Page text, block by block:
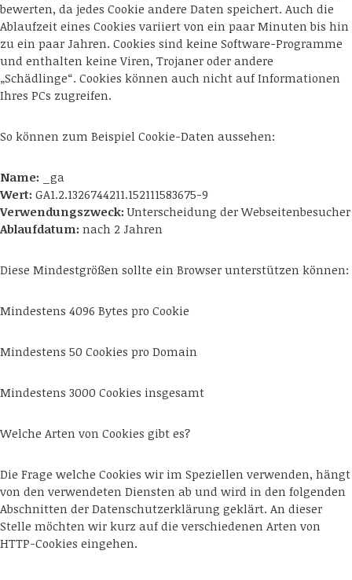
bewerten, da jedes Cookie andere Daten speichert. Auch die
Ablaufzeit eines Cookies variiert von ein paar Minuten bis hin
zu ein paar Jahren. Cookies sind keine Software-Programme
und enthalten keine Viren, Trojaner oder andere
„Schädlinge“. Cookies können auch nicht auf Informationen
Ihres PCs zugreifen.
So können zum Beispiel Cookie-Daten aussehen:
Name: _ga
Wert: GA1.2.1326744211.152111583675-9
Verwendungszweck: Unterscheidung der Webseitenbesucher
Ablaufdatum: nach 2 Jahren
Diese Mindestgrößen sollte ein Browser unterstützen können:
Mindestens 4096 Bytes pro Cookie
Mindestens 50 Cookies pro Domain
Mindestens 3000 Cookies insgesamt
Welche Arten von Cookies gibt es?
Die Frage welche Cookies wir im Speziellen verwenden, hängt
von den verwendeten Diensten ab und wird in den folgenden
Abschnitten der Datenschutzerklärung geklärt. An dieser
Stelle möchten wir kurz auf die verschiedenen Arten von
HTTP-Cookies eingehen.